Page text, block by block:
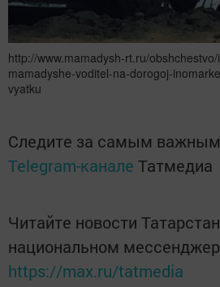
http://www.mamadysh-rt.ru/
mamadyshe-voditel-na-dorogoj-
vyatku
Следите за самым
Telegram-канале Татмедиа
Читайте новости
национальном
https://max.ru/tatmedia